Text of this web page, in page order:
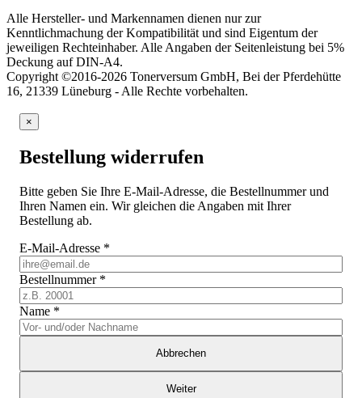
Alle Hersteller- und Markennamen dienen nur zur
Kenntlichmachung der Kompatibilität und sind Eigentum der
jeweiligen Rechteinhaber. Alle Angaben der Seitenleistung bei 5%
Deckung auf DIN-A4.
Copyright ©2016-2026 Tonerversum GmbH, Bei der Pferdehütte
16, 21339 Lüneburg - Alle Rechte vorbehalten.
×
Bestellung widerrufen
Bitte geben Sie Ihre E-Mail-Adresse, die Bestellnummer und
Ihren Namen ein. Wir gleichen die Angaben mit Ihrer
Bestellung ab.
E-Mail-Adresse *
Bestellnummer *
Name *
Abbrechen
Weiter